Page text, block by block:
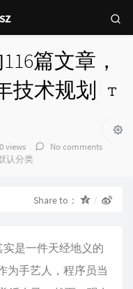
篇文章，
技术规划
views
No comments
：
认分类
Share to：
是一件天经地义的
为手艺人，程序员当